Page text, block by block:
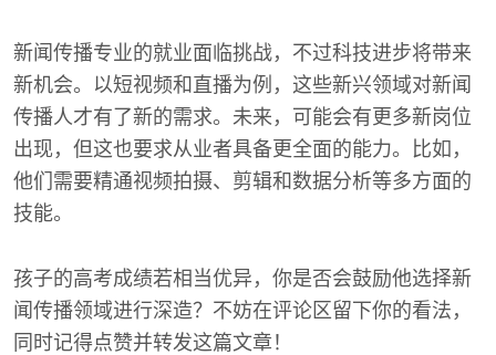
新闻传播专业的就业面临挑战，不过科技进步将带来
新机会。以短视频和直播为例，这些新兴领域对新闻
传播人才有了新的需求。未来，可能会有更多新岗位
出现，但这也要求从业者具备更全面的能力。比如，
他们需要精通视频拍摄、剪辑和数据分析等多方面的
技能。
孩子的高考成绩若相当优异，你是否会鼓励他选择新
闻传播领域进行深造？不妨在评论区留下你的看法，
同时记得点赞并转发这篇文章！